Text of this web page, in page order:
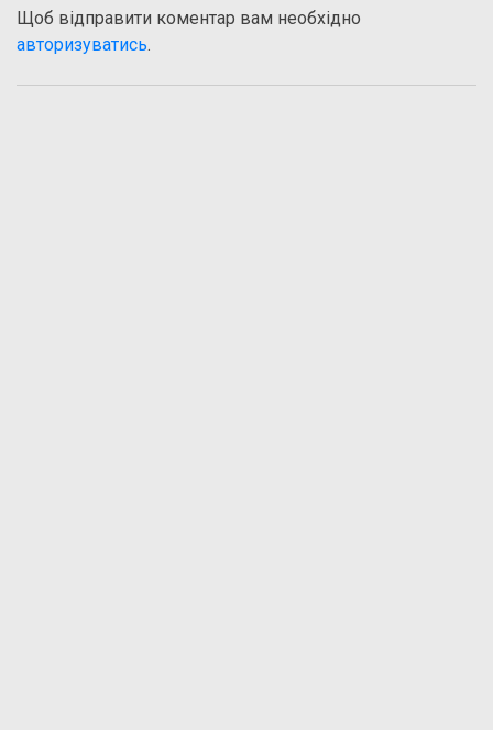
Щоб відправити коментар вам необхідно
авторизуватись.